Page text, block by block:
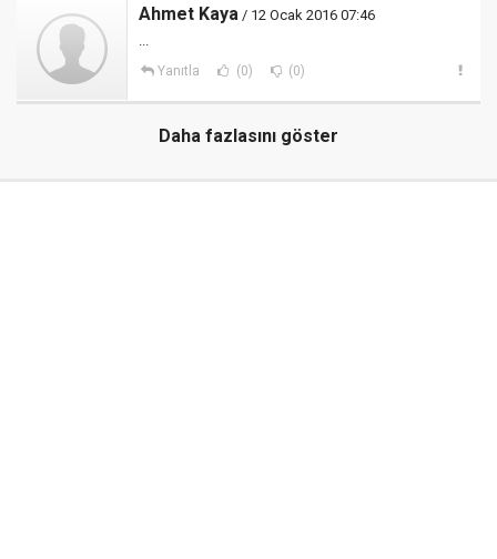
Ahmet Kaya / 12 Ocak 2016 07:46
...
Yanıtla (0) (0)
Daha fazlasını göster